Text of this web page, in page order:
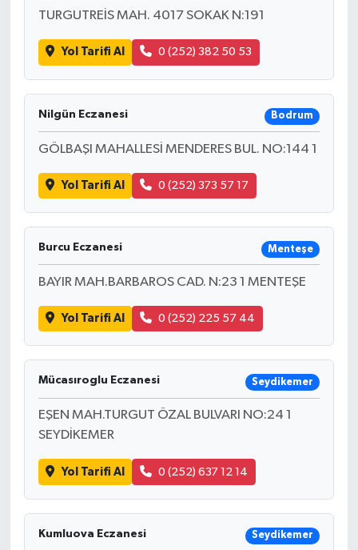
TURGUTREİS MAH. 4017 SOKAK N:191
Yol Tarifi Al 0 (252) 382 50 53
Nilgün Eczanesi Bodrum
GÖLBAŞI MAHALLESİ MENDERES BUL. NO:144 1
Yol Tarifi Al 0 (252) 373 57 17
Burcu Eczanesi Menteşe
BAYIR MAH.BARBAROS CAD. N:23 1 MENTEŞE
Yol Tarifi Al 0 (252) 225 57 44
Mücasıroglu Eczanesi Seydikemer
EŞEN MAH.TURGUT ÖZAL BULVARI NO:24 1
SEYDİKEMER
Yol Tarifi Al 0 (252) 637 12 14
Kumluova Eczanesi Seydikemer